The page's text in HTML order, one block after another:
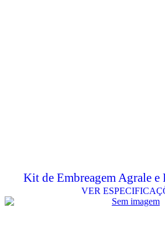
Kit de Embreagem Agrale
VER